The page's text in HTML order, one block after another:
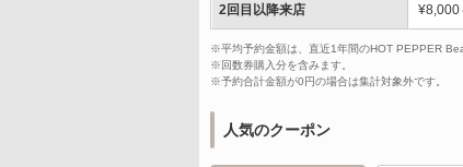
2回目以降来店 ¥8,000
※平均予約金額は、直近1年間のHOT PEPPER
※回数券購入分を含みます。
※予約合計金額が0円の場合は集計対象外です。
人気のクーポン